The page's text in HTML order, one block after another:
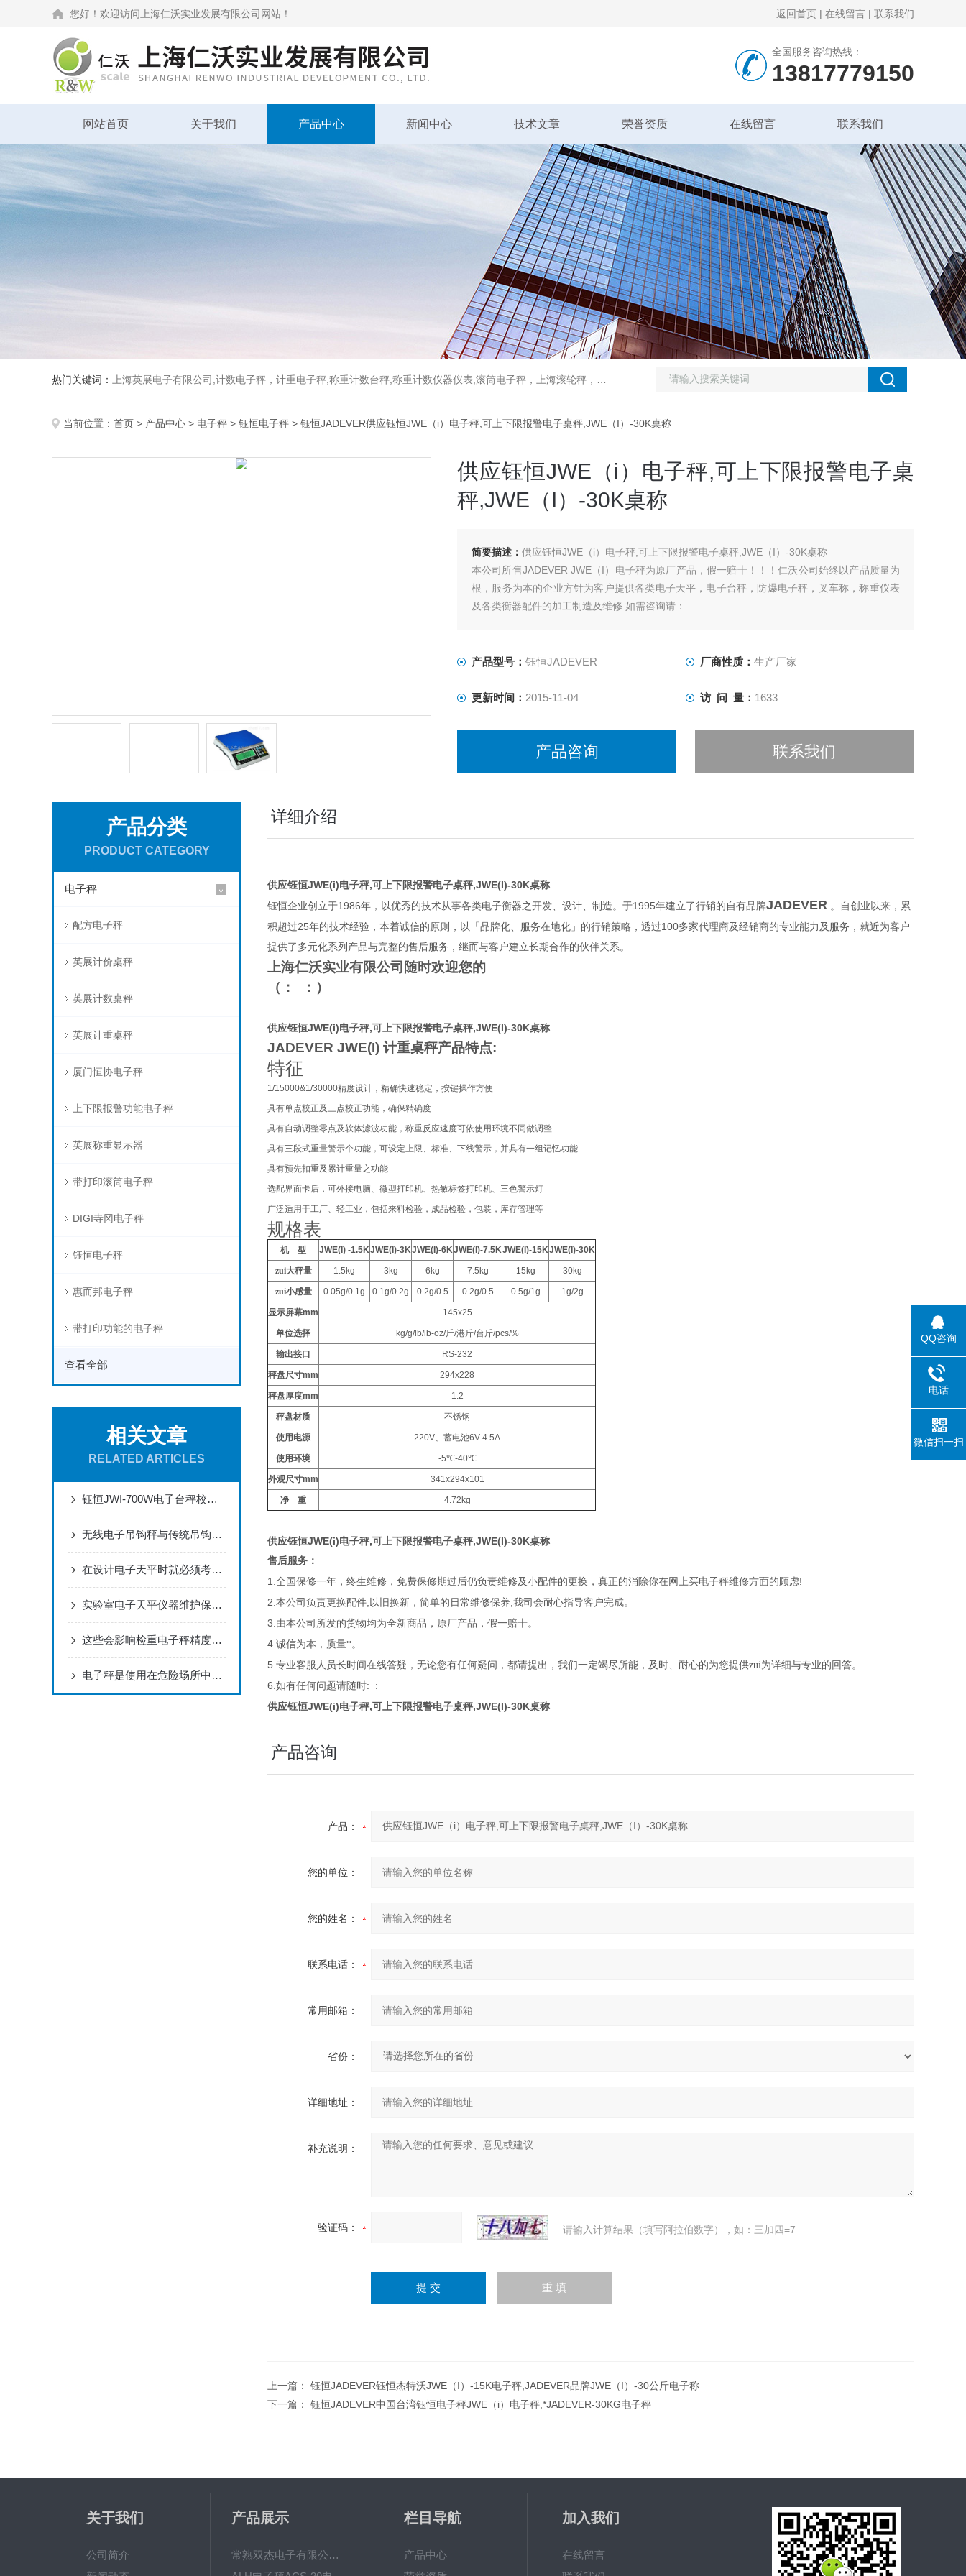
您好！欢迎访问上海仁沃实业发展有限公司网站！ 返回首页 | 在线留言 | 联系我们
全国服务咨询热线：
13817779150
网站首页 关于我们 产品中心 新闻中心 技术文章 荣誉资质 在线留言 联系我们
热门关键词： 上海英展电子有限公司,计数电子秤，计重电子秤,称重计数台秤,称重计数仪器仪表,滚筒电子秤，上海滚轮秤，无线打印吊秤
当前位置： 首页 > 产品中心 > 电子秤 > 钰恒电子秤 > 钰恒JADEVER供应钰恒JWE（i）电子秤,可上下限报警电子桌秤,JWE（I）-30K桌称
供应钰恒JWE（i）电子秤,可上下限报警电子桌
秤,JWE（I）-30K桌称
简要描述： 供应钰恒JWE（i）电子秤,可上下限报警电子桌秤,JWE（I）-30K桌称
本公司所售JADEVER JWE（I）电子秤为原厂产品，假一赔十！！！仁沃公司始终以产品质量为
根，服务为本的企业方针为客户提供各类电子天平，电子台秤，防爆电子秤，叉车称，称重仪表
及各类衡器配件的加工制造及维修.如需咨询请：
产品型号： 钰恒JADEVER 厂商性质： 生产厂家
更新时间： 2015-11-04 访 问 量： 1633
产品咨询 联系我们
产品分类
PRODUCT CATEGORY
电子秤
配方电子秤
英展计价桌秤
英展计数桌秤
英展计重桌秤
厦门恒协电子秤
上下限报警功能电子秤
英展称重显示器
带打印滚筒电子秤
DIGI寺冈电子秤
钰恒电子秤
惠而邦电子秤
带打印功能的电子秤
查看全部
相关文章
RELATED ARTICLES
钰恒JWI-700W电子台秤校正方法
无线电子吊钩秤与传统吊钩秤有何区别？
在设计电子天平时就必须考虑到其稳定性和可靠性
实验室电子天平仪器维护保养“四项要求”
这些会影响检重电子秤精度的因素您知道吗？
电子秤是使用在危险场所中的特殊称重工具
详细介绍
供应钰恒JWE(i)电子秤,可上下限报警电子桌秤,JWE(I)-30K桌称
钰恒企业创立于1986年，以优秀的技术从事各类电子衡器之开发、设计、制造。于1995年建立了行销的自有品牌JADEVER 。自创业以来，累
积超过25年的技术经验，本着诚信的原则，以「品牌化、服务在地化」的行销策略，透过100多家代理商及经销商的专业能力及服务，就近为客户
提供了多元化系列产品与完整的售后服务，继而与客户建立长期合作的伙伴关系。
上海仁沃实业有限公司随时欢迎您的
（ ： ： ）
供应钰恒JWE(i)电子秤,可上下限报警电子桌秤,JWE(I)-30K桌称
JADEVER JWE(I) 计重桌秤产品特点:
特征
1/15000&1/30000精度设计，精确快速稳定，按键操作方便
具有单点校正及三点校正功能，确保精确度
具有自动调整零点及软体滤波功能，称重反应速度可依使用环境不同做调整
具有三段式重量警示个功能，可设定上限、标准、下线警示，并具有一组记忆功能
具有预先扣重及累计重量之功能
选配界面卡后，可外接电脑、微型打印机、热敏标签打印机、三色警示灯
广泛适用于工厂、轻工业，包括来料检验，成品检验，包装，库存管理等
规格表
机 型 JWE(I) -1.5KJWE(I)-3KJWE(I)-6KJWE(I)-7.5KJWE(I)-15KJWE(I)-30K
zui大秤量 1.5kg 3kg 6kg 7.5kg 15kg 30kg
zui小感量 0.05g/0.1g 0.1g/0.2g 0.2g/0.5 0.2g/0.5 0.5g/1g 1g/2g
显示屏幕mm 145x25
单位选择 kg/g/lb/lb-oz/斤/港斤/台斤/pcs/%
输出接口 RS-232
秤盘尺寸mm 294x228
秤盘厚度mm 1.2
秤盘材质 不锈钢
使用电源 220V、蓄电池6V 4.5A
使用环境 -5℃-40℃
外观尺寸mm 341x294x101
净 重 4.72kg
供应钰恒JWE(i)电子秤,可上下限报警电子桌秤,JWE(I)-30K桌称
售后服务：
1. 全国保修一年，终生维修，免费保修期过后仍负责维修及小配件的更换，真正的消除你在网上买电子秤维修方面的顾虑!
2. 本公司负责更换配件 以旧换新，简单的日常维修保养 我司会耐心指导客户完成。
3. 由本公司所发的货物均为全新商品，原厂产品，假一赔十。
4. 诚信为本，质量*。
5. 专业客服人员长时间在线答疑，无论您有任何疑问，都请提出，我们一定竭尽所能，及时、耐心的为您提供zui为详细与专业的回答。
6. 如有任何问题请随时: :
供应钰恒JWE(i)电子秤,可上下限报警电子桌秤,JWE(I)-30K桌称
产品咨询
产品：
您的单位：
您的姓名：
联系电话：
常用邮箱：
省份：
详细地址：
补充说明：
验证码： 请输入计算结果（填写阿拉伯数字），如：三加四=7
上一篇： 钰恒JADEVER钰恒杰特沃JWE（I）-15K电子秤,JADEVER品牌JWE（I）-30公斤电子称
下一篇： 钰恒JADEVER中国台湾钰恒电子秤JWE（i）电子秤,*JADEVER-30KG电子秤
关于我们
公司简介
产品展示
常熟双杰电子有限公司双杰DT-1000电子天平带自动校准
栏目导航
产品中心
加入我们
在线留言
QQ咨询
电话
微信扫一扫